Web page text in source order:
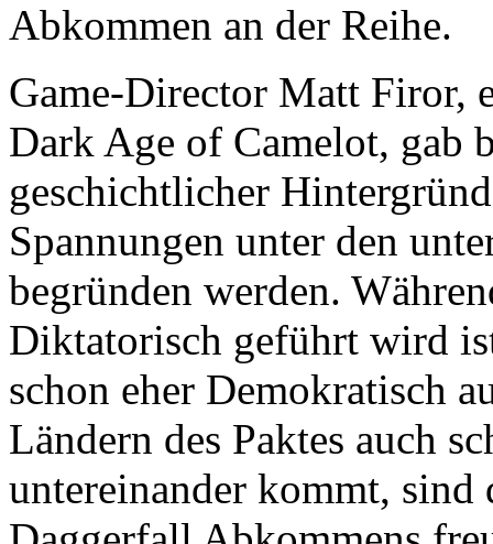
Abkommen an der Reihe.
Game-Director Matt Firor,
Dark Age of Camelot, gab
geschichtlicher
Spannungen unter den
begründen werden.
Diktatorisch geführt wird
schon eher Demokratisch
Ländern des Paktes auch
untereinander kommt,